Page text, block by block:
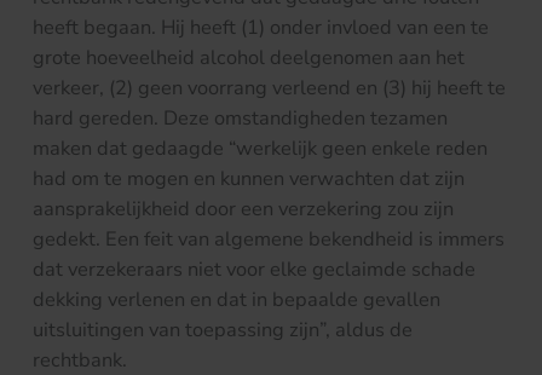
heeft begaan. Hij heeft (1) onder invloed van een te
grote hoeveelheid alcohol deelgenomen aan het
verkeer, (2) geen voorrang verleend en (3) hij heeft te
hard gereden. Deze omstandigheden tezamen
maken dat gedaagde “werkelijk geen enkele reden
had om te mogen en kunnen verwachten dat zijn
aansprakelijkheid door een verzekering zou zijn
gedekt. Een feit van algemene bekendheid is immers
dat verzekeraars niet voor elke geclaimde schade
dekking verlenen en dat in bepaalde gevallen
uitsluitingen van toepassing zijn”, aldus de
rechtbank.